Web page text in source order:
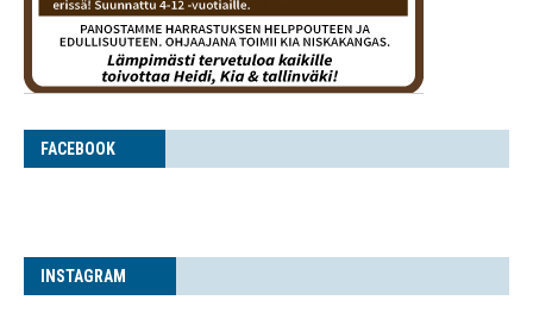
FACE­BOOK
INS­TA­GRAM